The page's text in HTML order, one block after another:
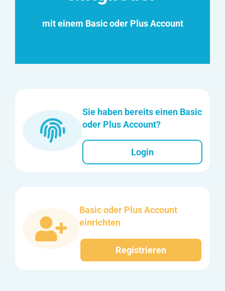
mit einem Basic oder Plus Account
Sie haben bereits einen Basic
oder Plus Account?
Login
Basic oder Plus Account
einrichten
Registrieren